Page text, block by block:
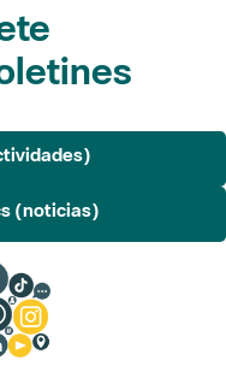
(noticias)